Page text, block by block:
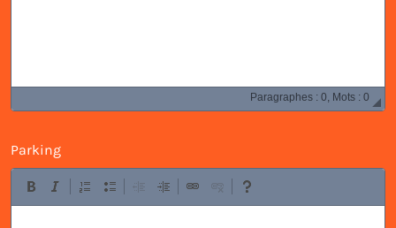
Paragraphes : 0, Mots : 0
Parking